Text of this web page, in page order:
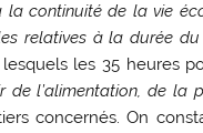
continuité de la vie
relatives à la durée
les 35 heures
de l’alimentation, de
concernés. On